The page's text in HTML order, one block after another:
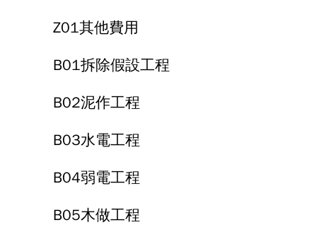
Z01其他費用
B01拆除假設工程
B02泥作工程
B03水電工程
B04弱電工程
B05木做工程